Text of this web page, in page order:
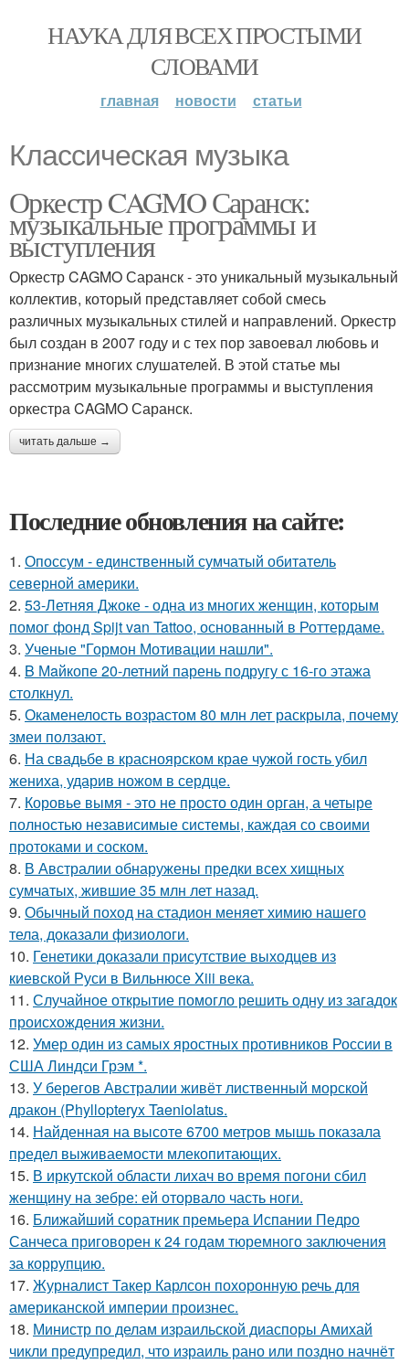
НАУКА ДЛЯ ВСЕХ ПРОСТЫМИ
СЛОВАМИ
главная новости статьи
Классическая музыка
Оркестр CAGMO Саранск:
музыкальные программы и
выступления
Оркестр CAGMO Саранск - это уникальный музыкальный
коллектив, который представляет собой смесь
различных музыкальных стилей и направлений. Оркестр
был создан в 2007 году и с тех пор завоевал любовь и
признание многих слушателей. В этой статье мы
рассмотрим музыкальные программы и выступления
оркестра CAGMO Саранск.
читать дальше →
Последние обновления на сайте:
1. Опоссум - единственный сумчатый обитатель
северной америки.
2. 53-Летняя Джоке - одна из многих женщин, которым
помог фонд Spijt van Tattoo, основанный в Роттердаме.
3. Ученые "Гормон Мотивации нашли".
4. B Мaйкопе 20-летний парень подругу с 16-го этажа
столкнул.
5. Окаменелость возрастом 80 млн лет раскрыла, почему
змеи ползают.
6. На свадьбе в красноярском крае чужой гость убил
жениха, ударив ножом в сердце.
7. Коровье вымя - это не просто один орган, а четыре
полностью независимые системы, каждая со своими
протоками и соском.
8. В Австралии обнаружены предки всех хищных
сумчатых, жившие 35 млн лет назад.
9. Обычный поход на стадион меняет химию нашего
тела, доказали физиологи.
10. Генетики доказали присутствие выходцев из
киевской Руси в Вильнюсе Xiii века.
11. Случайное открытие помогло решить одну из загадок
происхождения жизни.
12. Умер один из самых яростных противников России в
США Линдси Грэм *.
13. У берегов Австралии живёт лиственный морской
дракон (Phyllopteryx Taeniolatus.
14. Найденная на высоте 6700 метров мышь показала
предел выживаемости млекопитающих.
15. В иркутской области лихач во время погони сбил
женщину на зебре: ей оторвало часть ноги.
16. Ближайший соратник премьера Испании Педро
Санчеса приговорен к 24 годам тюремного заключения
за коррупцию.
17. Журналист Такер Карлсон похоронную речь для
американской империи произнес.
18. Министр по делам израильской диаспоры Амихай
чикли предупредил, что израиль рано или поздно начнёт